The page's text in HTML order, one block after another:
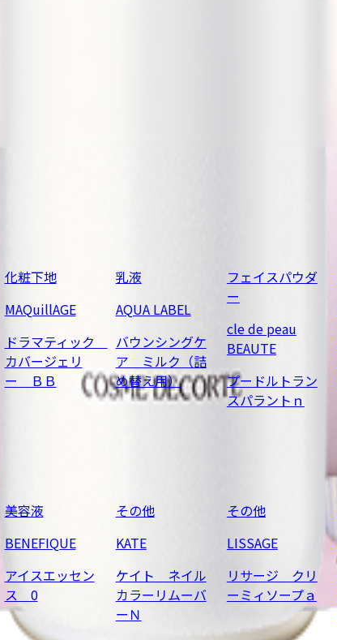
化粧下地
MAQuillAGE
ドラマティック
カバージェリ
ー ＢＢ
乳液
AQUA LABEL
バウンシングケ
ア ミルク（詰
め替え用）
フェイスパウダ
ー
cle de peau
BEAUTE
プードルトラン
スパラントｎ
美容液
BENEFIQUE
アイスエッセン
ス 0
その他
KATE
ケイト ネイル
カラーリムーバ
ーＮ
その他
LISSAGE
リサージ クリ
ーミィソープａ